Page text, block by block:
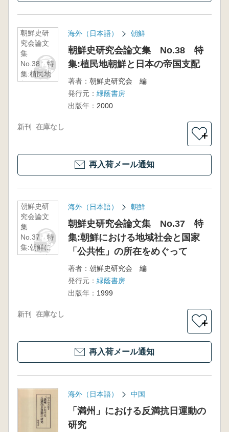
朝鮮史研
究会論文
集
No.38 特
集:植民地
朝鮮と日
海外（日本語） 朝鮮
朝鮮史研究会論文集 No.38 特
集:植民地朝鮮と日本の帝国支配
著者： 朝鮮史研究会 編
発行元： 緑蔭書房
出版年： 2000
新刊 在庫なし
＋
再入荷メール通知
朝鮮史研
究会論文
集
No.37 特
集:朝鮮に
おける地
在をめぐ
って
海外（日本語） 朝鮮
朝鮮史研究会論文集 No.37 特
集:朝鮮における地域社会と国家
「公共性」の所在をめぐって
著者： 朝鮮史研究会 編
発行元： 緑蔭書房
出版年： 1999
新刊 在庫なし
＋
再入荷メール通知
海外（日本語） 中国
「満州」における反満抗日運動の
研究